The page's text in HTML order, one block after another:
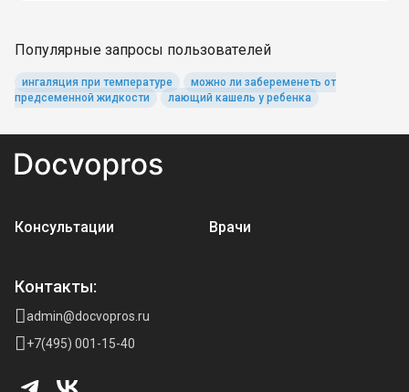
Популярные запросы пользователей
ингаляция при температуре
можно ли забеременеть от
предсеменной жидкости
лающий кашель у ребенка
Консультации Врачи
Контакты:
admin@docvopros.ru
+7(495) 001-15-40